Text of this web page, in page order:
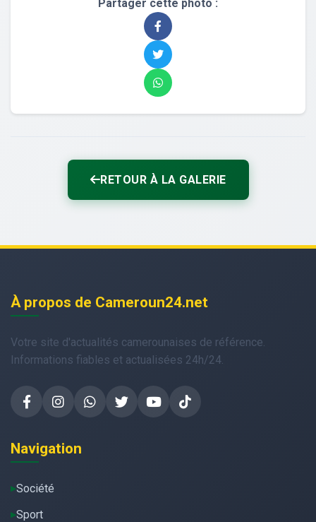
Partager cette photo :
RETOUR À LA GALERIE
À propos de Cameroun24.net
Votre site d'actualités camerounaises de référence.
Informations fiables et actualisées 24h/24.
Navigation
Société
Sport